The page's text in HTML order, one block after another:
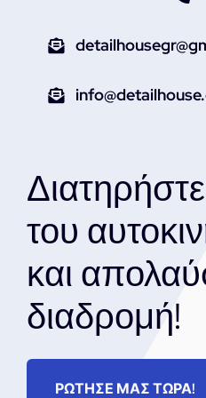
του
και
διαδρομή!
ΡΩΤΗΣΕ ΜΑΣ ΤΩΡΑ!